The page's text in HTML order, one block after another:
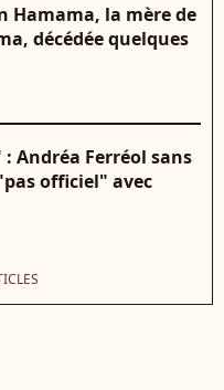
Hamama, la mère de
décédée quelques
Andréa Ferréol sans
officiel" avec